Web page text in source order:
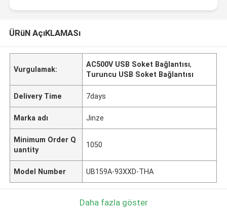
ÜRüN AçıKLAMASı
Vurgulamak:
AC500V USB Soket Bağlantısı,
Turuncu USB Soket Bağlantısı
Delivery Time 7days
Marka adı Jinze
Minimum Order Q
uantity
1050
Model Number UB159A-93XXD-THA
Daha fazla göster